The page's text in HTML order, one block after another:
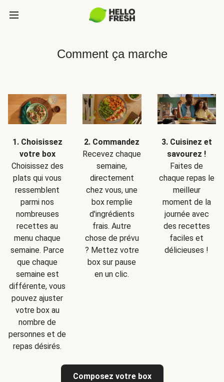
Comment ça marche
1. Choisissez
votre box
Choisissez des
plats qui vous
ressemblent
parmi nos
nombreuses
recettes au
menu chaque
semaine. Parce
que chaque
semaine est
différente, vous
pouvez ajuster
votre box au
nombre de
personnes et de
repas désirés.
2. Commandez
Recevez chaque
semaine,
directement
chez vous, une
box remplie
d'ingrédients
frais. Autre
chose de prévu
? Mettez votre
box sur pause
en un clic.
3. Cuisinez et
savourez !
Faites de
chaque repas le
meilleur
moment de la
journée avec
des recettes
faciles et
délicieuses !
Composez votre box